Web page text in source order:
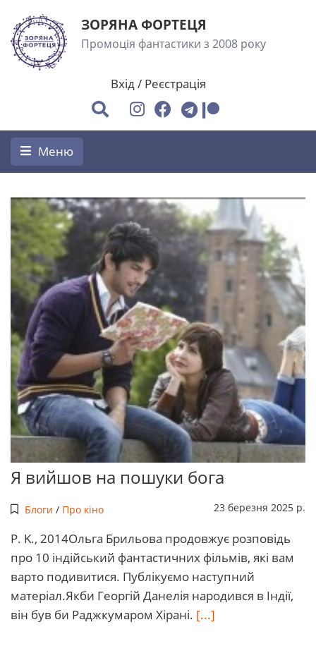
ЗОРЯНА ФОРТЕЦЯ
Промоція фантастики з 2008 року
Вхід/ Реєстрація
Меню
Я вийшов на пошуки бога
Блоги / Про кіно 23 березня 2025 р.
P. K., 2014Ольга Брильова продовжує розповідь
про 10 індійський фантастичних фільмів, які вам
варто подивитися. Публікуємо наступний
матеріал.Якби Георгій Данелія народився в Індії,
він був би Раджкумаром Хірані. [...]